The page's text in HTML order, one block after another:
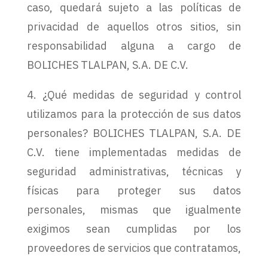
caso, quedará sujeto a las políticas de
privacidad de aquellos otros sitios, sin
responsabilidad alguna a cargo de
BOLICHES TLALPAN, S.A. DE C.V.
4. ¿Qué medidas de seguridad y control
utilizamos para la protección de sus datos
personales? BOLICHES TLALPAN, S.A. DE
C.V. tiene implementadas medidas de
seguridad administrativas, técnicas y
físicas para proteger sus datos
personales, mismas que igualmente
exigimos sean cumplidas por los
proveedores de servicios que contratamos,